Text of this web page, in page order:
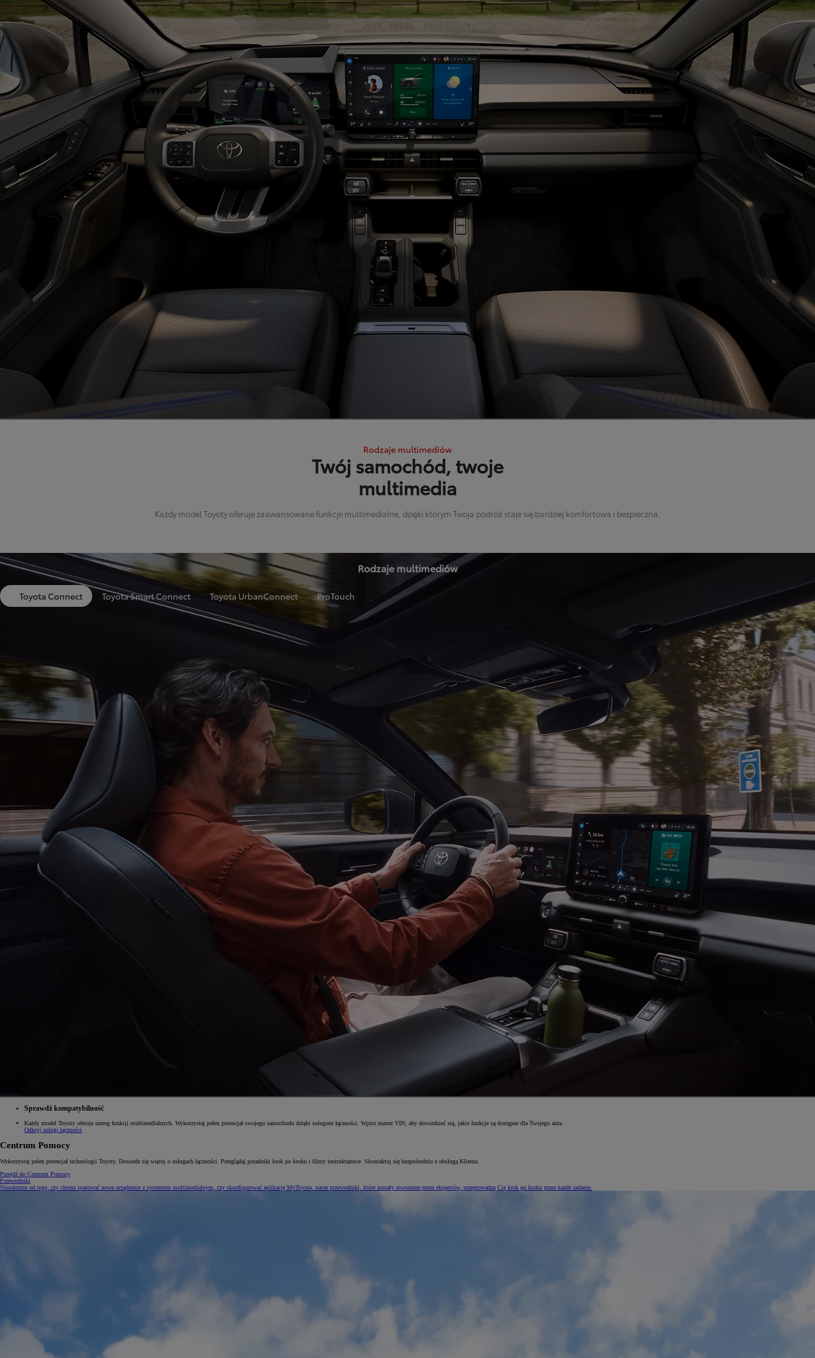
Corolla Hatchback
HYBRID
Rodzaje multimediów
Twój samochód, twoje
multimedia
Każdy model Toyoty oferuje zaawansowane funkcje multimedialne, dzięki którym Twoja podróż staje się bardziej komfortowa i bezpieczna.
Rodzaje multimediów
Toyota Connect Toyota Smart Connect Toyota UrbanConnect ProTouch
Sprawdź kompatybilność
Każdy model Toyoty oferuje szereg funkcji multimedialnych. Wykorzystaj pełen potencjał swojego samochodu dzięki usługom łączności. Wpisz numer VIN, aby dowiedzieć się, jakie funkcje są dostępne dla Twojego auta.
Odkryj usługi łączności
Centrum Pomocy
Wykorzystaj pełen potencjał technologii Toyoty. Dowiedz się więcej o usługach łączności. Przeglądaj poradniki krok po kroku i filmy instruktażowe. Skontaktuj się bezpośrednio z obsługą Klienta.
Przejdź do Centrum Pomocy
Przewodniki
Niezależnie od tego, czy chcesz sparować nowe urządzenie z systemem multimedialnym, czy skonfigurować aplikację MyToyota, nasze przewodniki, które zostały stworzone przez ekspertów, przeprowadzą Cię krok po kroku przez każde zadanie.